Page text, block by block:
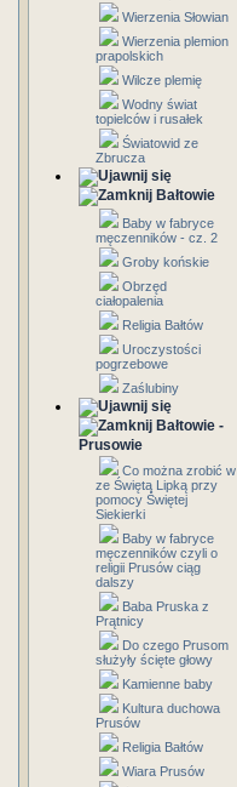
Wierzenia Słowian
Wierzenia plemion
prapolskich
Wilcze plemię
Wodny świat
topielców i rusałek
Światowid ze
Zbrucza
Bałtowie
Baby w fabryce
męczenników - cz. 2
Groby końskie
Obrzęd
ciałopalenia
Religia Bałtów
Uroczystości
pogrzebowe
Zaślubiny
Bałtowie -
Prusowie
Co można zrobić w
ze Świętą Lipką przy
pomocy Świętej
Siekierki
Baby w fabryce
męczenników czyli o
religii Prusów ciąg
dalszy
Baba Pruska z
Prątnicy
Do czego Prusom
służyły ścięte głowy
Kamienne baby
Kultura duchowa
Prusów
Religia Bałtów
Wiara Prusów